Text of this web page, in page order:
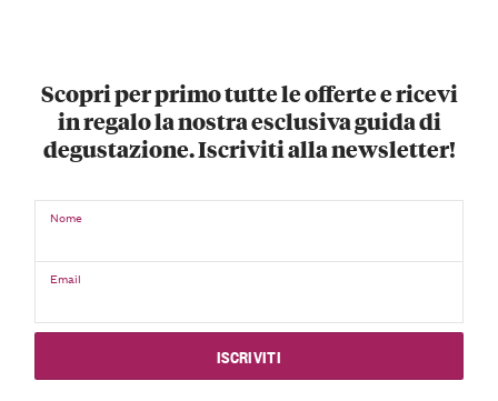
Scopri per primo tutte le offerte e ricevi
in regalo la nostra esclusiva guida di
degustazione. Iscriviti alla newsletter!
Nome
Email